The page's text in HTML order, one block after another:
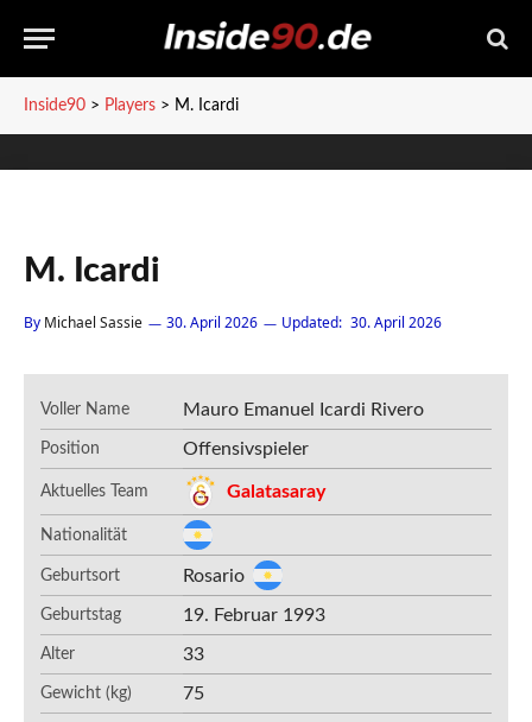
Inside90 > Players > M. Icardi
M. Icardi
By Michael Sassie 30. April 2026 Updated: 30. April 2026
Voller Name Mauro Emanuel Icardi Rivero
Position Offensivspieler
Aktuelles Team Galatasaray
Nationalität
Geburtsort Rosario
Geburtstag 19. Februar 1993
Alter 33
Gewicht (kg) 75